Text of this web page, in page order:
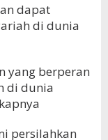
dapat
di dunia
yang berperan
di dunia
persilahkan